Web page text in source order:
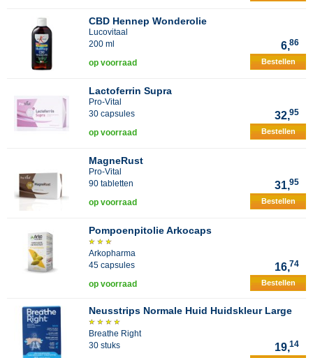
CBD Hennep Wonderolie
Lucovitaal
200 ml
6,86
op voorraad Bestellen
Lactoferrin Supra
Pro-Vital
30 capsules
32,95
op voorraad Bestellen
MagneRust
Pro-Vital
90 tabletten
31,95
op voorraad Bestellen
Pompoenpitolie Arkocaps
Arkopharma
45 capsules
16,74
op voorraad Bestellen
Neusstrips Normale Huid Huidskleur Large
Breathe Right
30 stuks
19,14